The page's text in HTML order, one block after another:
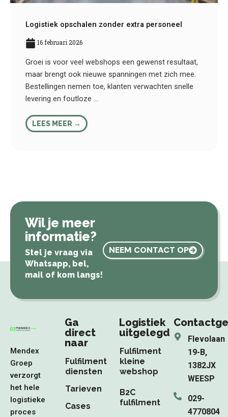
Logistiek opschalen zonder extra personeel
16 februari 2026
Groei is voor veel webshops een gewenst resultaat,
maar brengt ook nieuwe spanningen met zich mee.
Bestellingen nemen toe, klanten verwachten snelle
levering en foutloze ...
LEES MEER →
Wil je meer
informatie?
Stel je vraag via
Whatsapp, bel,
mail of kom langs!
NEEM CONTACT OP
Mendex
Groep
verzorgt
het hele
logistieke
proces
Ga
direct
naar
Fulfilment
diensten
Tarieven
Cases
Logistiek
uitgelegd
Fulfilment
kleine
webshop
B2C
fulfilment
Flevolaan
19-B,
1382JX
WEESP
029-
4770804